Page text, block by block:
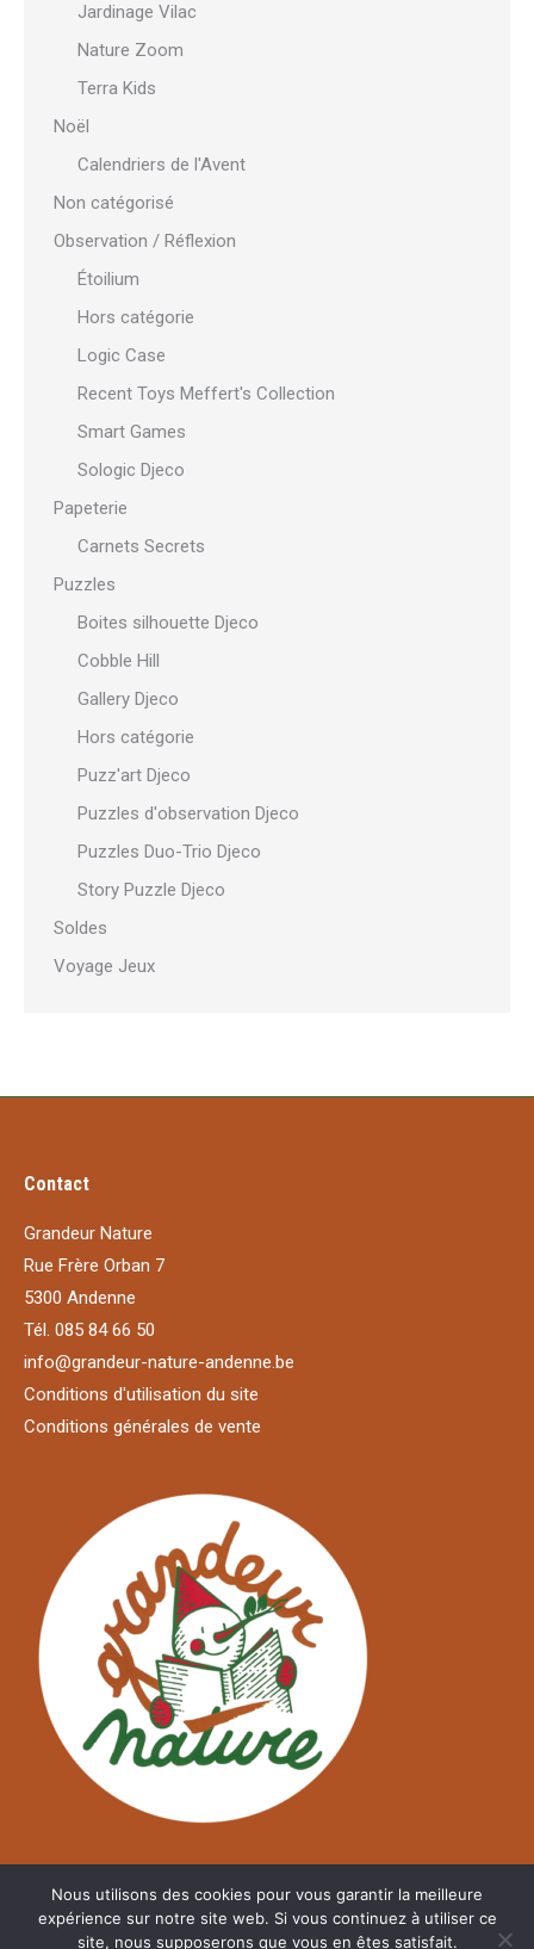
Jardinage Vilac
Nature Zoom
Terra Kids
Noël
Calendriers de l'Avent
Non catégorisé
Observation / Réflexion
Étoilium
Hors catégorie
Logic Case
Recent Toys Meffert's Collection
Smart Games
Sologic Djeco
Papeterie
Carnets Secrets
Puzzles
Boites silhouette Djeco
Cobble Hill
Gallery Djeco
Hors catégorie
Puzz'art Djeco
Puzzles d'observation Djeco
Puzzles Duo-Trio Djeco
Story Puzzle Djeco
Soldes
Voyage Jeux
Contact
Grandeur Nature
Rue Frère Orban 7
5300 Andenne
Tél. 085 84 66 50
info@grandeur-nature-andenne.be
Conditions d'utilisation du site
Conditions générales de vente
Nous utilisons des cookies pour vous garantir la meilleure
expérience sur notre site web. Si vous continuez à utiliser ce
site, nous supposerons que vous en êtes satisfait.